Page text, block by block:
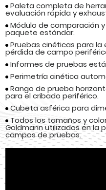
Paleta completa de
evaluación rápida y
Módulo de comparación
paquete estándar.
Pruebas cinéticas para
pérdida de campo
Informes de pruebas
Perimetría cinética
Rango de prueba
para el cribado periférico.
Cubeta asférica para
Todos los tamaños y
Goldmann utilizados en la
campos de pruebas.